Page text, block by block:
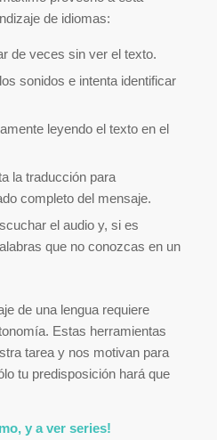
de idiomas:
de veces sin ver el texto.
sonidos e intenta identificar
leyendo el texto en el
la traducción para
completo del mensaje.
el audio y, si es
que no conozcas en un
de una lengua requiere
Estas herramientas
tarea y nos motivan para
tu predisposición hará que
y a ver series!